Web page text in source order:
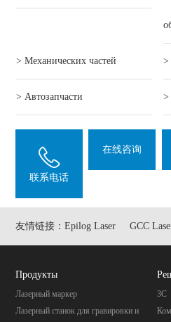
> Механических частей >
> Автозапчасти >
联系电话
在线咨询
友情链接：Epilog Laser GCC
Продукты
Лазерный маркер
Лазерный станок для гравировки и
3C